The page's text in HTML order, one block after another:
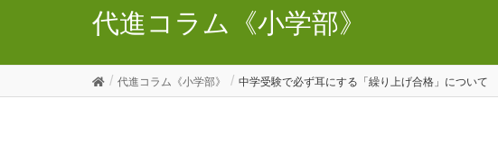
代進コラム《小学部》
代進コラム《小学部》 中学受験で必ず耳にする「繰り上げ合格」について